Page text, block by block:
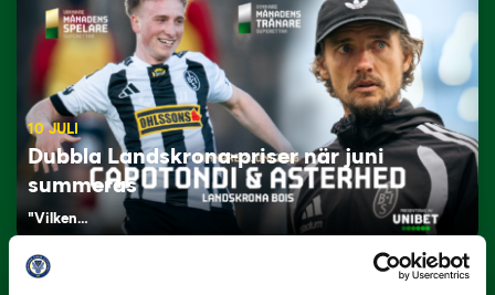
10 JULI
Dubbla Landskrona-priser när juni
summeras
"Vilken…